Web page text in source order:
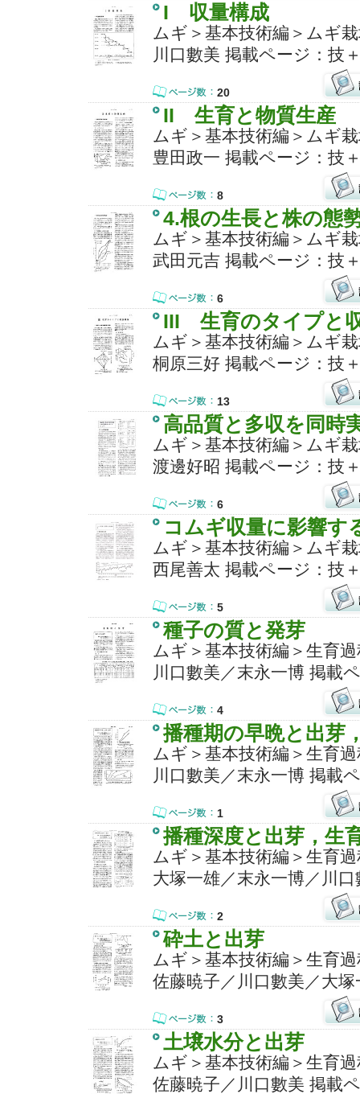
I 収量構成
ムギ＞基本技術編＞ムギ
川口數美 掲載ページ：技
20
II 生育と物質生産
ムギ＞基本技術編＞ムギ
豊田政一 掲載ページ：技
8
4.根の生長と株の態
ムギ＞基本技術編＞ムギ
武田元吉 掲載ページ：技
6
III 生育のタイプと
ムギ＞基本技術編＞ムギ
桐原三好 掲載ページ：技
13
高品質と多収を同時
ムギ＞基本技術編＞ムギ
渡邊好昭 掲載ページ：技
6
コムギ収量に影響す
ムギ＞基本技術編＞ムギ
西尾善太 掲載ページ：技
5
種子の質と発芽
ムギ＞基本技術編＞生育
川口數美／末永一博 掲載
4
播種期の早晩と出芽
ムギ＞基本技術編＞生育
川口數美／末永一博 掲載
1
播種深度と出芽，生
ムギ＞基本技術編＞生育
大塚一雄／末永一博／川
2
砕土と出芽
ムギ＞基本技術編＞生育
佐藤暁子／川口數美／大
3
土壌水分と出芽
ムギ＞基本技術編＞生育
佐藤暁子／川口數美 掲載